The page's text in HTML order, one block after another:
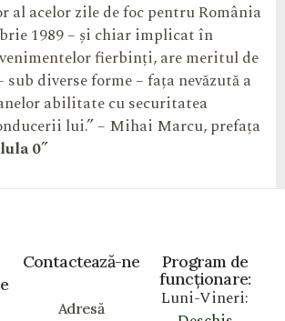
acelor zile de foc pentru România
1989 – și chiar implicat în
fierbinți, are meritul de
sub diverse forme – fața nevăzută a
abilitate cu securitatea
lui.” – Mihai Marcu, prefața
0”
Program de
funcționare:
Luni-Vineri:
Contactează-ne
Adresă